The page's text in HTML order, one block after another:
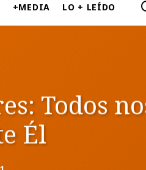
+MEDIA LO + LEÍDO
Todos
Él